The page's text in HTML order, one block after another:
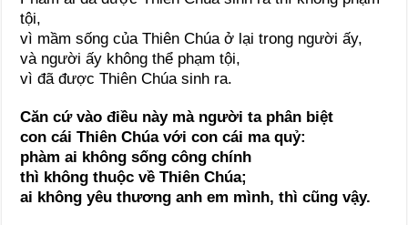
tội,
vì mầm sống của Thiên Chúa ở lại trong người ấy,
và người ấy không thể phạm tội,
vì đã được Thiên Chúa sinh ra.
Căn cứ vào điều này mà người ta phân biệt
con cái Thiên Chúa với con cái ma quỷ:
phàm ai không sống công chính
thì không thuộc về Thiên Chúa;
ai không yêu thương anh em mình, thì cũng vậy.